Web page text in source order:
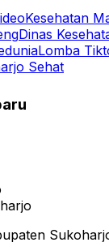
Kesehatan
Dinas
Lomba
Sehat